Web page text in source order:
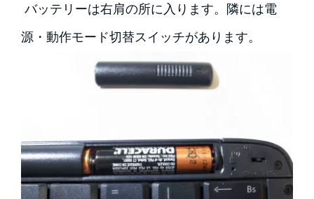
バッテリーは右肩の所に入ります。隣には電
源・動作モード切替スイッチがあります。